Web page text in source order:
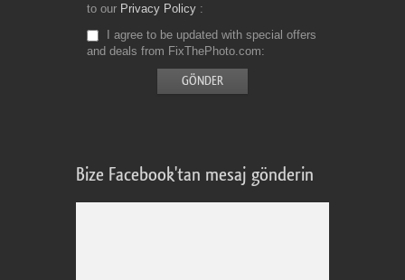
to our Privacy Policy
I agree to be updated with special offers
and deals from FixThePhoto.com
Bize Facebook'tan mesaj gönderin